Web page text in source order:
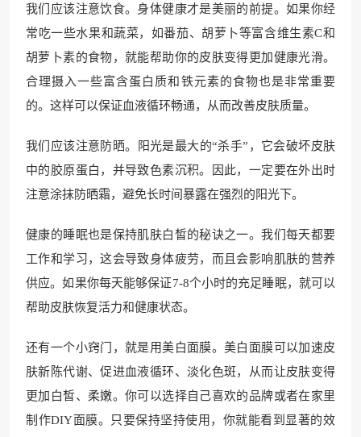
我们应该注意饮食。身体健康才是美丽的前提。如果你经
常吃一些水果和蔬菜，如番茄、胡萝卜等富含维生素C和
胡萝卜素的食物，就能帮助你的皮肤变得更加健康光滑。
合理摄入一些富含蛋白质和铁元素的食物也是非常重要
的。这样可以保证血液循环畅通，从而改善皮肤质量。
我们应该注意防晒。阳光是最大的“杀手”，它会破坏皮肤
中的胶原蛋白，并导致色素沉积。因此，一定要在外出时
注意涂抹防晒霜，避免长时间暴露在强烈的阳光下。
健康的睡眠也是保持肌肤白皙的秘诀之一。我们每天都要
工作和学习，这会导致身体疲劳，而且会影响肌肤的营养
供应。如果你每天能够保证7-8个小时的充足睡眠，就可以
帮助皮肤恢复活力和健康状态。
还有一个小窍门，就是用美白面膜。美白面膜可以加速皮
肤新陈代谢、促进血液循环、淡化色斑，从而让皮肤变得
更加白皙、柔嫩。你可以选择自己喜欢的品牌或者在家里
制作DIY面膜。只要保持坚持使用，你就能看到显著的效